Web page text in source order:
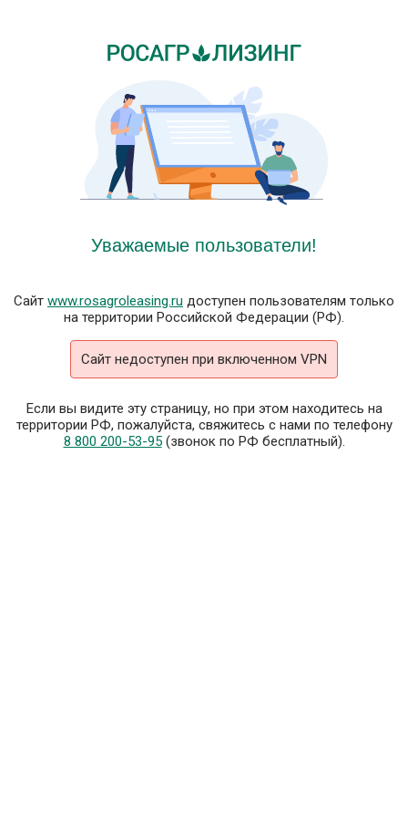
Уважаемые пользователи!
Сайт www.rosagroleasing.ru доступен пользователям только
на территории Российской Федерации (РФ).
Сайт недоступен при включенном VPN
Если вы видите эту страницу, но при этом находитесь на
территории РФ, пожалуйста, свяжитесь с нами по телефону
8 800 200-53-95(звонок по РФ бесплатный).